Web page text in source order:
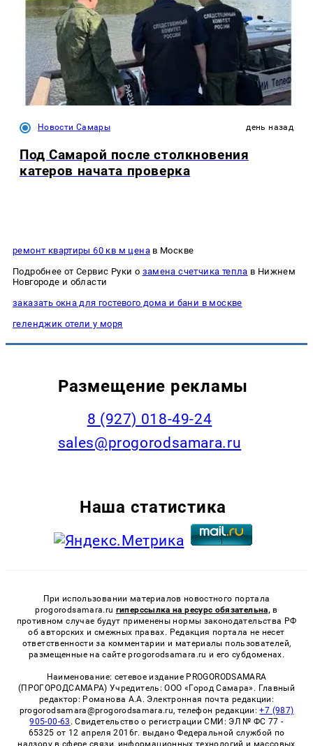
Новости Самары день назад
Под Самарой после столкновения
катеров начата проверка
ремонт квартиры 60 кв м ценав Москве
Подробнее от Сервис Руки о замена счетчика тепла в Нижнем
Новгороде и области
заказать окна для гостевого дома и бани в москве
геленджик отели у моря
Размещение рекламы
8 (927) 018-49-24
sales@progorodsamara.ru
Наша статистика
При использовании материалов новостного портала
progorodsamara.ru гиперссылка на ресурс обязательна, в
противном случае будут применены нормы законодательства РФ
об авторских и смежных правах. Редакция портала не несет
ответственности за комментарии и материалы пользователей,
размещенные на сайте progorodsamara.ru и его субдоменах.
Наименование: сетевое издание PROGORODSAMARA
(ПРОГОРОДСАМАРА) Учредитель: ООО «Город Самара». Главный
редактор: Романова А.А. Электронная почта редакции:
progorodsamara@progorodsamara.ru, телефон редакции:+7 (987)
905-00-63 . Свидетельство о регистрации СМИ: ЭЛ № ФС 77 -
65325 от 12 апреля 2016г. выдано Федеральной службой по
надзору в сфере связи, информационных технологий и массовых